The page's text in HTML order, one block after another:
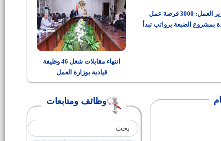
وزير العمل: 3000 فرصة عمل
بمشروع الضبعة برواتب تبدأ
انتهاء مقابلات شغل 46 وظيفة
قيادية بوزارة العمل
وظائف ومتابعات
سكرتير لمركز ومدينة الفشن
نواب جدد لرؤساء مراكز المدن
وظيفة سكرتير لمركز ومدينة ناصر
وظيفة مدير ادارة شئون اللجان
والمجالس بالديوان العام
وظيفة مدير ادارة التعاون بالديوان